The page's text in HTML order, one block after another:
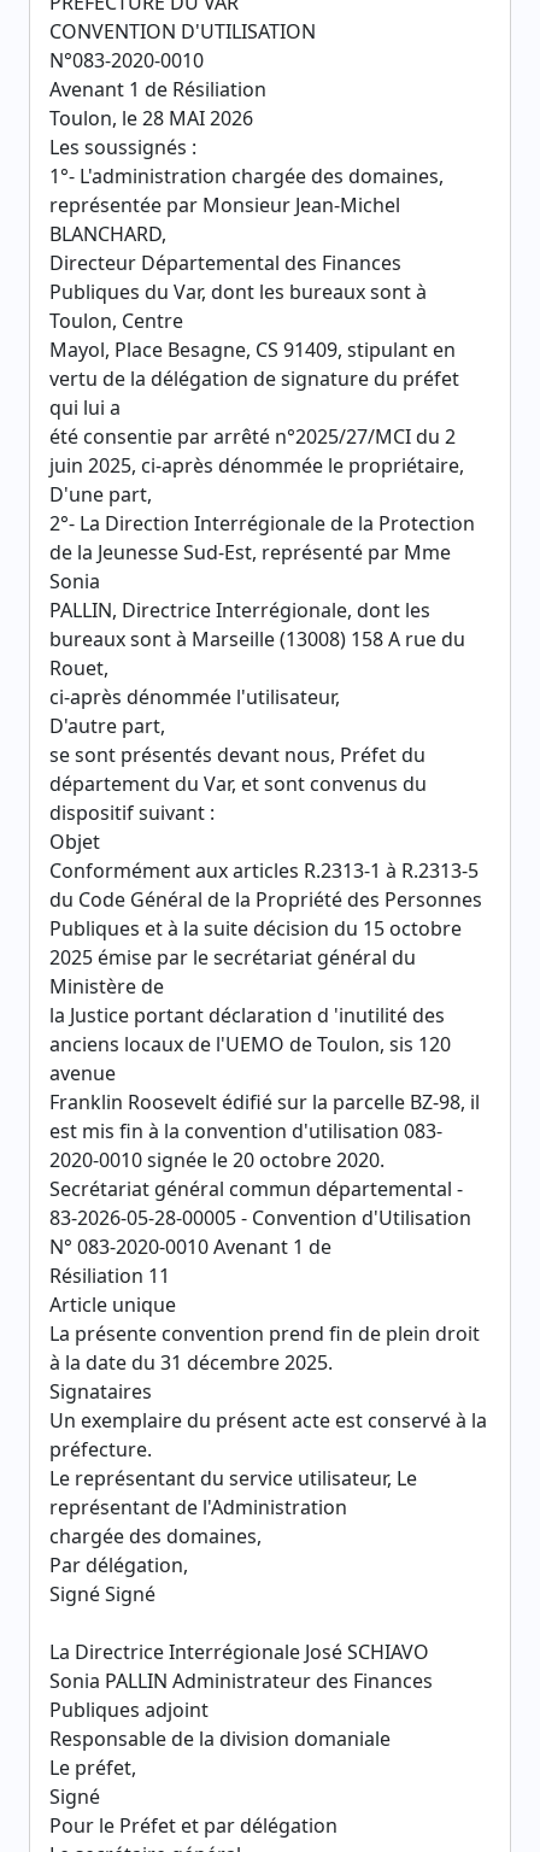
CONVENTION D'UTILISATION
N°083-2020-0010
Avenant 1 de Résiliation
Toulon, le 28 MAI 2026
Les soussignés :
1°- L'administration chargée des domaines,
représentée par Monsieur Jean-Michel
BLANCHARD,
Directeur Départemental des Finances
Publiques du Var, dont les bureaux sont à
Toulon, Centre
Mayol, Place Besagne, CS 91409, stipulant en
vertu de la délégation de signature du préfet
qui lui a
été consentie par arrêté n°2025/27/MCI du 2
juin 2025, ci-après dénommée le propriétaire,
D'une part,
2°- La Direction Interrégionale de la Protection
de la Jeunesse Sud-Est, représenté par Mme
Sonia
PALLIN, Directrice Interrégionale, dont les
bureaux sont à Marseille (13008) 158 A rue du
Rouet,
ci-après dénommée l'utilisateur,
D'autre part,
se sont présentés devant nous, Préfet du
département du Var, et sont convenus du
dispositif suivant :
Objet
Conformément aux articles R.2313-1 à R.2313-5
du Code Général de la Propriété des Personnes
Publiques et à la suite décision du 15 octobre
2025 émise par le secrétariat général du
Ministère de
la Justice portant déclaration d 'inutilité des
anciens locaux de l'UEMO de Toulon, sis 120
avenue
Franklin Roosevelt édifié sur la parcelle BZ-98, il
est mis fin à la convention d'utilisation 083-
2020-0010 signée le 20 octobre 2020.
Secrétariat général commun départemental -
83-2026-05-28-00005 - Convention d'Utilisation
N° 083-2020-0010 Avenant 1 de
Résiliation 11
Article unique
La présente convention prend fin de plein droit
à la date du 31 décembre 2025.
Signataires
Un exemplaire du présent acte est conservé à la
préfecture.
Le représentant du service utilisateur, Le
représentant de l'Administration
chargée des domaines,
Par délégation,
Signé Signé
La Directrice Interrégionale José SCHIAVO
Sonia PALLIN Administrateur des Finances
Publiques adjoint
Responsable de la division domaniale
Le préfet,
Signé
Pour le Préfet et par délégation